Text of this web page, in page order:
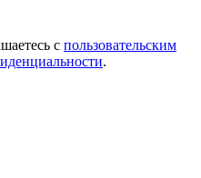
с пользовательским
.